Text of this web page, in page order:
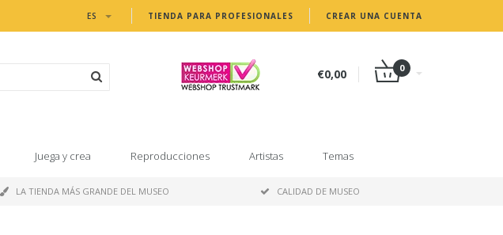
TIENDA PARA PROFESIONALES CREAR UNA CUENTA
ES
€0,00 0
Juega y crea Reproducciones Artistas Temas
LA TIENDA MÁS GRANDE DEL MUSEO CALIDAD DE MUSEO